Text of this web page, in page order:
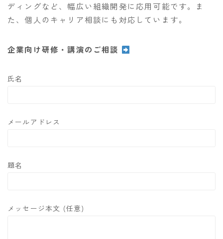
ディングなど、幅広い組織開発に応用可能です。ま
た、個人のキャリア相談にも対応しています。
企業向け研修・講演のご相談
氏名
メールアドレス
題名
メッセージ本文 (任意)